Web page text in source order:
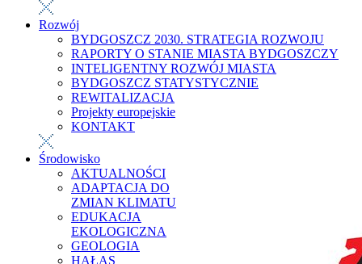
Rozwój
BYDGOSZCZ 2030. STRATEGIA ROZWOJU
RAPORTY O STANIE MIASTA BYDGOSZCZY
INTELIGENTNY ROZWÓJ MIASTA
BYDGOSZCZ STATYSTYCZNIE
REWITALIZACJA
Projekty europejskie
KONTAKT
Środowisko
AKTUALNOŚCI
ADAPTACJA DO
ZMIAN KLIMATU
EDUKACJA
EKOLOGICZNA
GEOLOGIA
HAŁAS